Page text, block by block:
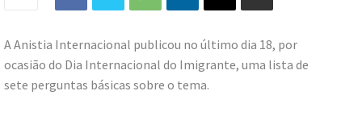
A Anistia Internacional publicou no último dia 18, por
ocasião do Dia Internacional do Imigrante, uma lista de
sete perguntas básicas sobre o tema.